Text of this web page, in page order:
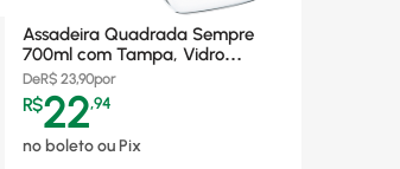
Assadeira Quadrada Sempre
700ml com Tampa, Vidro
Refratário, Sortida - 6111.75
DeR$ 23,90por
R$22,94
no boleto ou Pix